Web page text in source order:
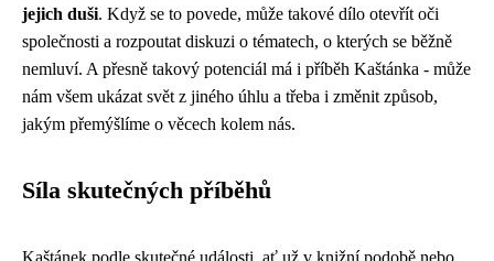
jejich duši. Když se to povede, může takové dílo otevřít oči
společnosti a rozpoutat diskuzi o tématech, o kterých se běžně
nemluví. A přesně takový potenciál má i příběh Kaštánka - může
nám všem ukázat svět z jiného úhlu a třeba i změnit způsob,
jakým přemýšlíme o věcech kolem nás.
Síla skutečných příběhů
Kaštánek podle skutečné události, ať už v knižní podobě nebo